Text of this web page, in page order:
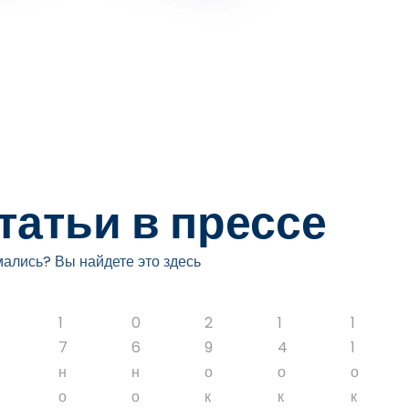
в прессе
Вы найдете это здесь
1
7
н
о
0
6
н
о
2
9
о
к
1
4
о
к
1
1
о
к